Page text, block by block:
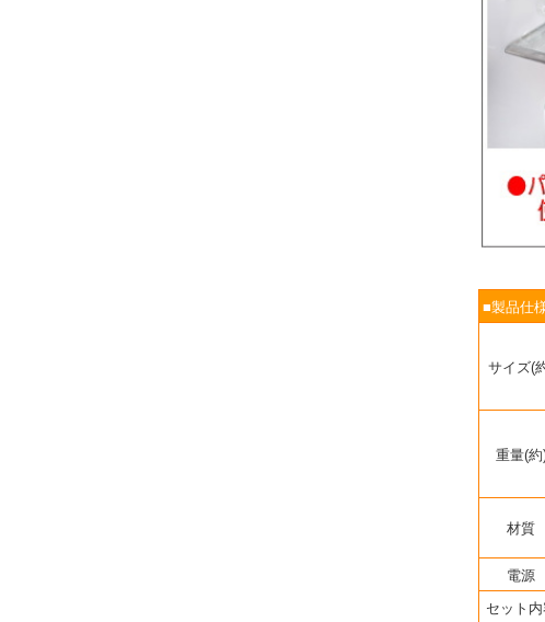
■製品仕
サイズ(
重量(約
材質
電源
セット内